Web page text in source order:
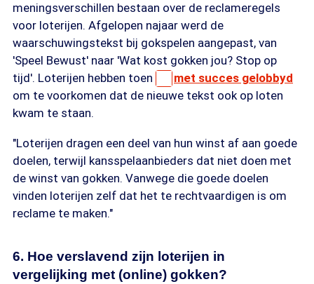
meningsverschillen bestaan over de reclameregels
voor loterijen. Afgelopen najaar werd de
waarschuwingstekst bij gokspelen aangepast, van
'Speel Bewust' naar 'Wat kost gokken jou? Stop op
tijd'. Loterijen hebben toen
met succes gelobbyd
om te voorkomen dat de nieuwe tekst ook op loten
kwam te staan.
"Loterijen dragen een deel van hun winst af aan goede
doelen, terwijl kansspelaanbieders dat niet doen met
de winst van gokken. Vanwege die goede doelen
vinden loterijen zelf dat het te rechtvaardigen is om
reclame te maken."
6. Hoe verslavend zijn loterijen in
vergelijking met (online) gokken?